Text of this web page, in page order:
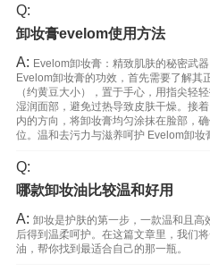
Q:
卸妆膏evelom使用方法
A: Evelom卸妆膏：精致肌肤的秘密武
Evelom卸妆膏的功效，首先需要了解其
（约黄豆大小），置于手心，用指尖轻
湿润面部，避免过热导致皮肤干燥。接
内的方向，将卸妆膏均匀涂抹在脸部，
位。温和去污力与滋养呵护 Evelom卸妆
Q:
哪款卸妆油比较温和好用
A: 卸妆是护肤的第一步，一款温和且
后得到温柔呵护。在这篇文章里，我们
油，帮你找到最适合自己的那一瓶。